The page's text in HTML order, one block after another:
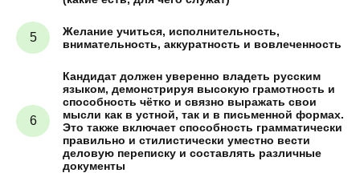
Желание учиться, исполнительность,
внимательность, аккуратность и вовлеченность
Кандидат должен уверенно владеть русским
языком, демонстрируя высокую грамотность и
способность чётко и связно выражать свои
мысли как в устной, так и в письменной формах.
Это также включает способность грамматически
правильно и стилистически уместно вести
деловую переписку и составлять различные
документы